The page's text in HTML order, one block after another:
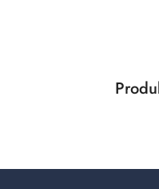
Pomiń karuzelę